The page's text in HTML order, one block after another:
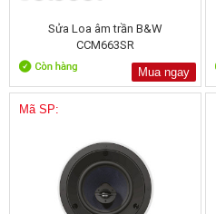
Sửa Loa âm trần B&W
CCM663SR
Mua ngay
Mã SP: